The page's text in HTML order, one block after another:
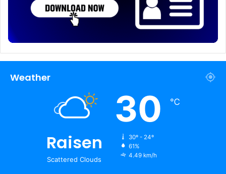
Weather
Raisen
Scattered Clouds
30 ℃
30º - 24º
61%
4.49 km/h